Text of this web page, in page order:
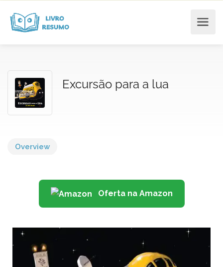
Excursão para a lua
Overview
Oferta na Amazon